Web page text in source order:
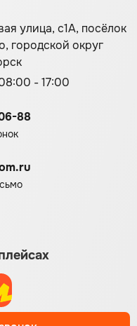
улица, с1А, посёлок
городской округ
- 17:00
88